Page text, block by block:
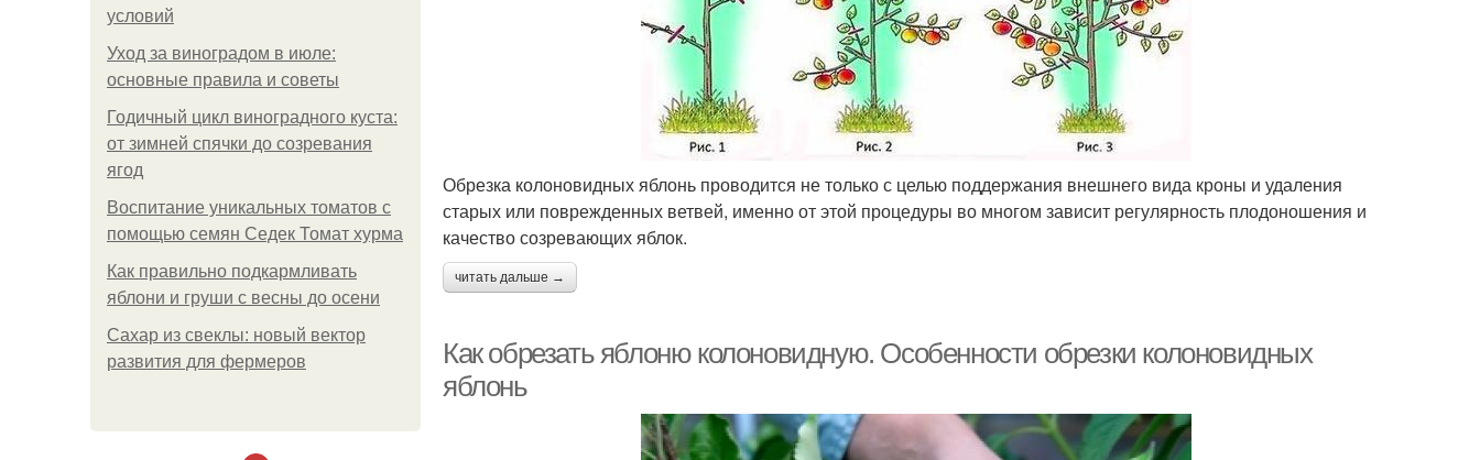
условий
Уход за виноградом в июле:
основные правила и советы
Годичный цикл виноградного куста:
от зимней спячки до созревания
ягод
Воспитание уникальных томатов с
помощью семян Седек Томат хурма
Как правильно подкармливать
яблони и груши с весны до осени
Сахар из свеклы: новый вектор
развития для фермеров
Обрезка колоновидных яблонь проводится не только с целью поддержания внешнего вида кроны и удаления
старых или поврежденных ветвей, именно от этой процедуры во многом зависит регулярность плодоношения и
качество созревающих яблок.
читать дальше →
Как обрезать яблоню колоновидную. Особенности обрезки колоновидных
яблонь